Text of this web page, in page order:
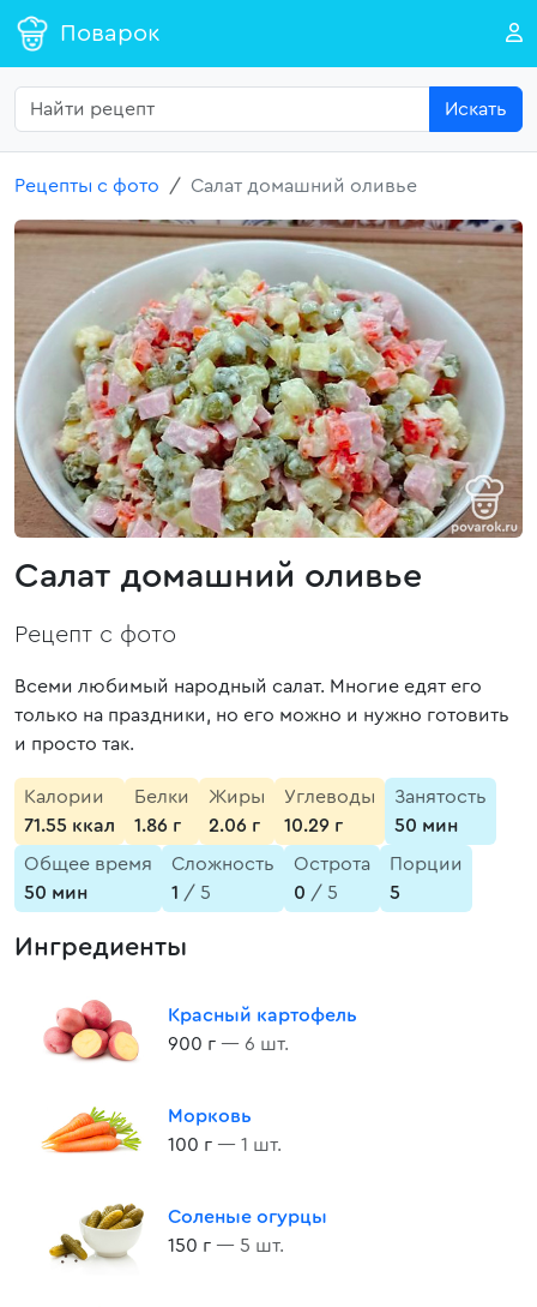
Поварок
Искать
Рецепты с фото Салат домашний оливье
Салат домашний оливье
Рецепт с фото
Всеми любимый народный салат. Многие едят его
только на праздники, но его можно и нужно готовить
и просто так.
Калории
71.55 ккал
Белки
1.86 г
Жиры
2.06 г
Углеводы
10.29 г
Занятость
50 мин
Общее время
50 мин
Сложность
1 / 5
Острота
0 / 5
Порции
5
Ингредиенты
Красный картофель
900 г — 6 шт.
Морковь
100 г — 1 шт.
Соленые огурцы
150 г — 5 шт.